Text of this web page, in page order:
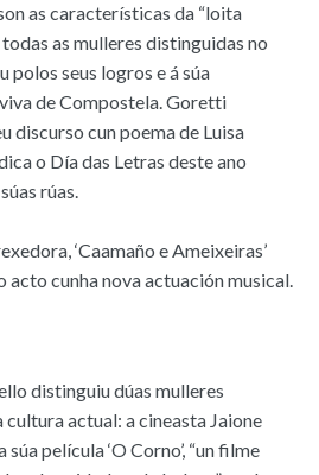
as características da “loita
as mulleres distinguidas no
polos seus logros e á súa
de Compostela. Goretti
discurso cun poema de Luisa
o Día das Letras deste ano
rúas.
‘Caamaño e Ameixeiras’
acto cunha nova actuación musical.
distinguiu dúas mulleres
actual: a cineasta Jaione
película ‘O Corno’, “un filme